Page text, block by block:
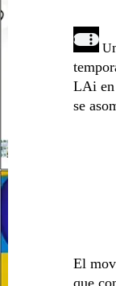
U
LAi
se
El
que